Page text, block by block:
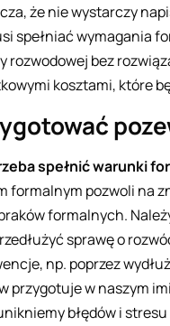
że nie wystarczy
spełniać wymagania
rozwodowej bez
kosztami, które
spełnić warunki
formalnym pozwoli na
formalnych.
sprawę o
np. poprzez
przygotuje w naszym
błędów i